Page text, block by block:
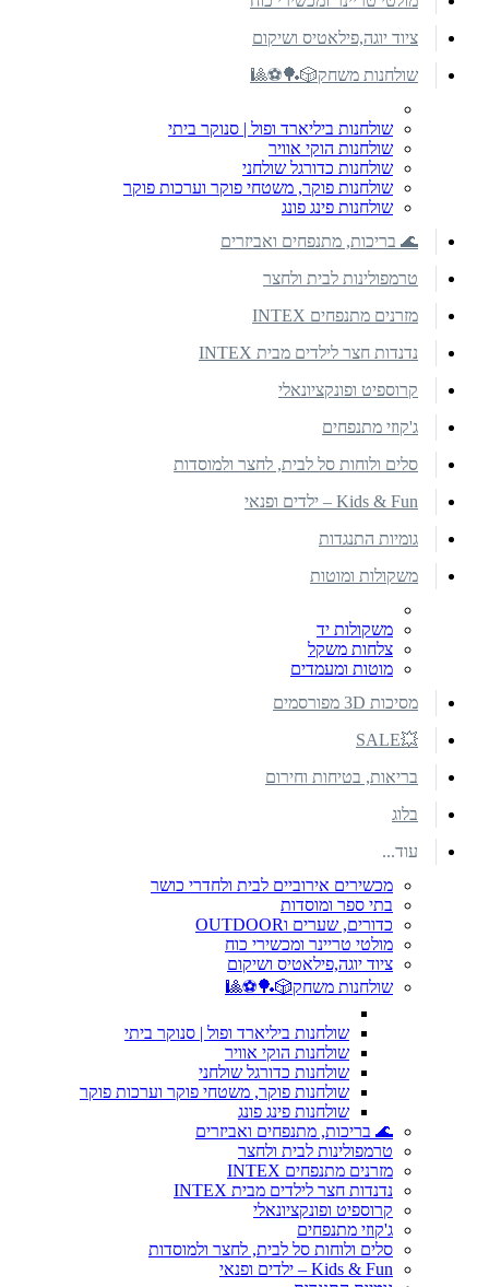
ציוד יוגה,פילאטיס ושיקום
שולחנות משחק🎲🏓⚽🎱
שולחנות ביליארד ופול | סנוקר ביתי
שולחנות הוקי אוויר
שולחנות כדורגל שולחני
שולחנות פוקר, משטחי פוקר וערכות פוקר
שולחנות פינג פונג
🌊 בריכות, מתנפחים ואביזרים
טרמפולינות לבית ולחצר
מזרנים מתנפחים INTEX
נדנדות חצר לילדים מבית INTEX
קרוספיט ופונקציונאלי
ג'קוזי מתנפחים
סלים ולוחות סל לבית, לחצר ולמוסדות
Kids & Fun – ילדים ופנאי
גומיות התנגדות
משקולות ומוטות
משקולות יד
צלחות משקל
מוטות ומעמדים
מסיכות 3D מפורסמים
💥SALE
בריאות, בטיחות וחירום
בלוג
עוד...
מכשירים אירוביים לבית ולחדרי כושר
בתי ספר ומוסדות
כדורים, שערים וOUTDOOR
מולטי טריינר ומכשירי כוח
ציוד יוגה,פילאטיס ושיקום
שולחנות משחק🎲🏓⚽🎱
שולחנות ביליארד ופול | סנוקר ביתי
שולחנות הוקי אוויר
שולחנות כדורגל שולחני
שולחנות פוקר, משטחי פוקר וערכות פוקר
שולחנות פינג פונג
🌊 בריכות, מתנפחים ואביזרים
טרמפולינות לבית ולחצר
מזרנים מתנפחים INTEX
נדנדות חצר לילדים מבית INTEX
קרוספיט ופונקציונאלי
ג'קוזי מתנפחים
סלים ולוחות סל לבית, לחצר ולמוסדות
Kids & Fun – ילדים ופנאי